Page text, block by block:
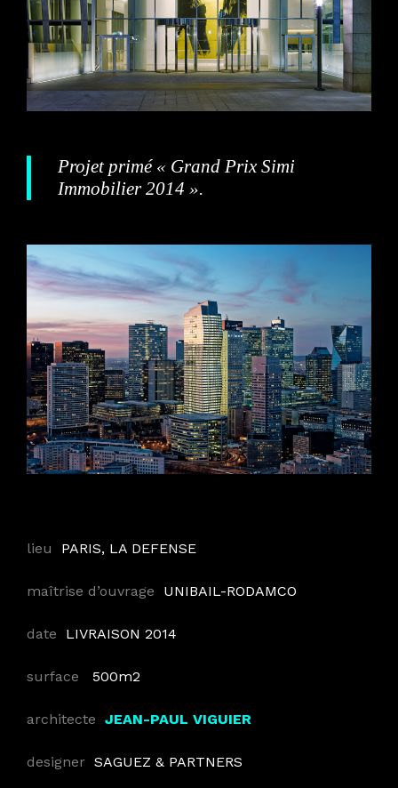
Projet primé « Grand Prix Simi
Immobilier 2014 ».
lieu PARIS, LA DEFENSE
maîtrise d’ouvrage UNIBAIL-RODAMCO
date LIVRAISON 2014
surface 500m2
architecte JEAN-PAUL VIGUIER
designer SAGUEZ & PARTNERS